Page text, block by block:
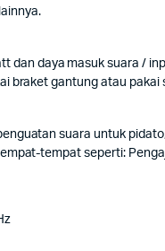
dan daya masuk suara /
braket gantung atau
suara untuk
tempat seperti: